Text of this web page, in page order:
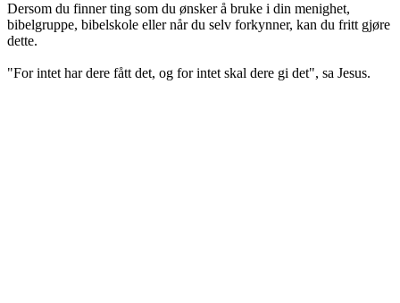
Dersom du finner ting som du ønsker å bruke i din menighet,
bibelgruppe, bibelskole eller når du selv forkynner, kan du fritt gjøre
dette.
"For intet har dere fått det, og for intet skal dere gi det", sa Jesus.